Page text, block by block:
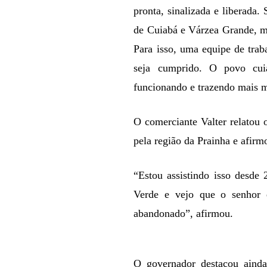
pronta, sinalizada e liberada.
de Cuiabá e Várzea Grande,
Para isso, uma equipe de
seja cumprido. O povo
funcionando e trazendo mais
O comerciante Valter relatou
pela região da Prainha e
“Estou assistindo isso
Verde e vejo que o senhor
abandonado”, afirmou.
O governador destacou